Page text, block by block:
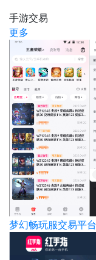
手游交易
更多
梦幻畅玩服交易平台